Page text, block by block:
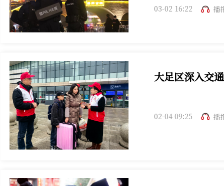
03-02 16:22 播
大足区深入交
02-04 09:25 播